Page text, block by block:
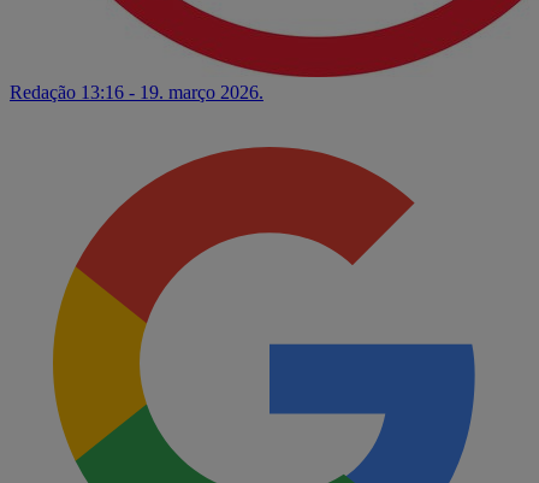
Redação 13:16 - 19. março 2026.